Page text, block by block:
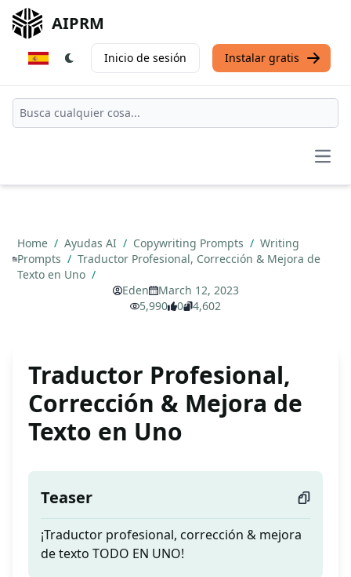
AIPRM
Inicio de sesión Instalar gratis
Home / Ayudas AI / Copywriting Prompts / Writing
Prompts / Traductor Profesional, Corrección & Mejora de
Texto en Uno /
Eden
March 12, 2023
5,990
0 4,602
Traductor Profesional,
Corrección & Mejora de
Texto en Uno
Teaser
¡Traductor profesional, corrección & mejora
de texto TODO EN UNO!